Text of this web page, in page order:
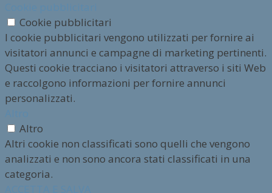
Cookie pubblicitari
I cookie pubblicitari vengono utilizzati per fornire ai
visitatori annunci e campagne di marketing pertinenti.
Questi cookie tracciano i visitatori attraverso i siti Web
e raccolgono informazioni per fornire annunci
personalizzati.
Altro
Altri cookie non classificati sono quelli che vengono
analizzati e non sono ancora stati classificati in una
categoria.